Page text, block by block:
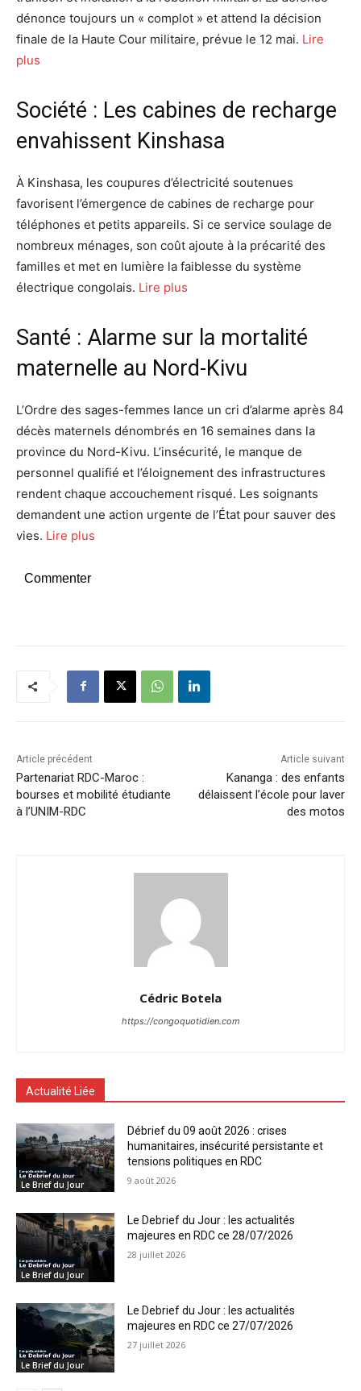
dénonce toujours un « complot » et attend la décision
finale de la Haute Cour militaire, prévue le 12 mai. Lire
plus
Société : Les cabines de recharge
envahissent Kinshasa
À Kinshasa, les coupures d’électricité soutenues
favorisent l’émergence de cabines de recharge pour
téléphones et petits appareils. Si ce service soulage de
nombreux ménages, son coût ajoute à la précarité des
familles et met en lumière la faiblesse du système
électrique congolais. Lire plus
Santé : Alarme sur la mortalité
maternelle au Nord-Kivu
L’Ordre des sages-femmes lance un cri d’alarme après 84
décès maternels dénombrés en 16 semaines dans la
province du Nord-Kivu. L’insécurité, le manque de
personnel qualifié et l’éloignement des infrastructures
rendent chaque accouchement risqué. Les soignants
demandent une action urgente de l’État pour sauver des
vies. Lire plus
Commenter
Article précédent
Partenariat RDC-Maroc :
bourses et mobilité étudiante
à l’UNIM-RDC
Article suivant
Kananga : des enfants
délaissent l’école pour laver
des motos
Cédric Botela
https://congoquotidien.com
Actualité Liée
Le Brief du Jour
Débrief du 09 août 2026 : crises
humanitaires, insécurité persistante et
tensions politiques en RDC
9 août 2026
Le Brief du Jour
Le Debrief du Jour : les actualités
majeures en RDC ce 28/07/2026
28 juillet 2026
Le Brief du Jour
Le Debrief du Jour : les actualités
majeures en RDC ce 27/07/2026
27 juillet 2026